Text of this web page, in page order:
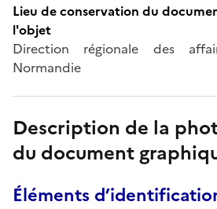
Lieu de conservation du
l'objet
Direction régionale des
Normandie
Description de la
du document
Éléments